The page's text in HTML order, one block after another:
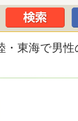
・東海で男